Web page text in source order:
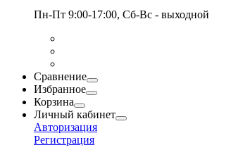
Пн-Пт 9:00-17:00, Сб-Вс - выходной
Сравнение
Избранное
Корзина
Личный кабинет
Авторизация
Регистрация